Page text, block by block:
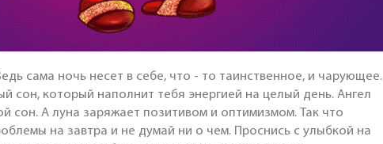
сама ночь несет в себе, что - то таинственное, и чарующее.
сон, который наполнит тебя энергией на целый день. Ангел
сон. А луна заряжает позитивом и оптимизмом. Так что
на завтра и не думай ни о чем. Проснись с улыбкой на